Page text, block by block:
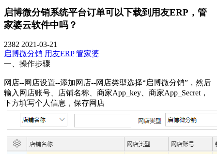
启博微分销系统平台订单可以下载到用友ERP，管
家婆云软件中吗？
2382 2021-03-21
启博微分销 用友ERP 管家婆
一、操作步骤
网店--网店设置--添加网店--网店类型选择“启博微分销”，然后
输入网店账号、店铺名称、商家App_key、商家App_Secret，
下方填写个人信息，保存网店